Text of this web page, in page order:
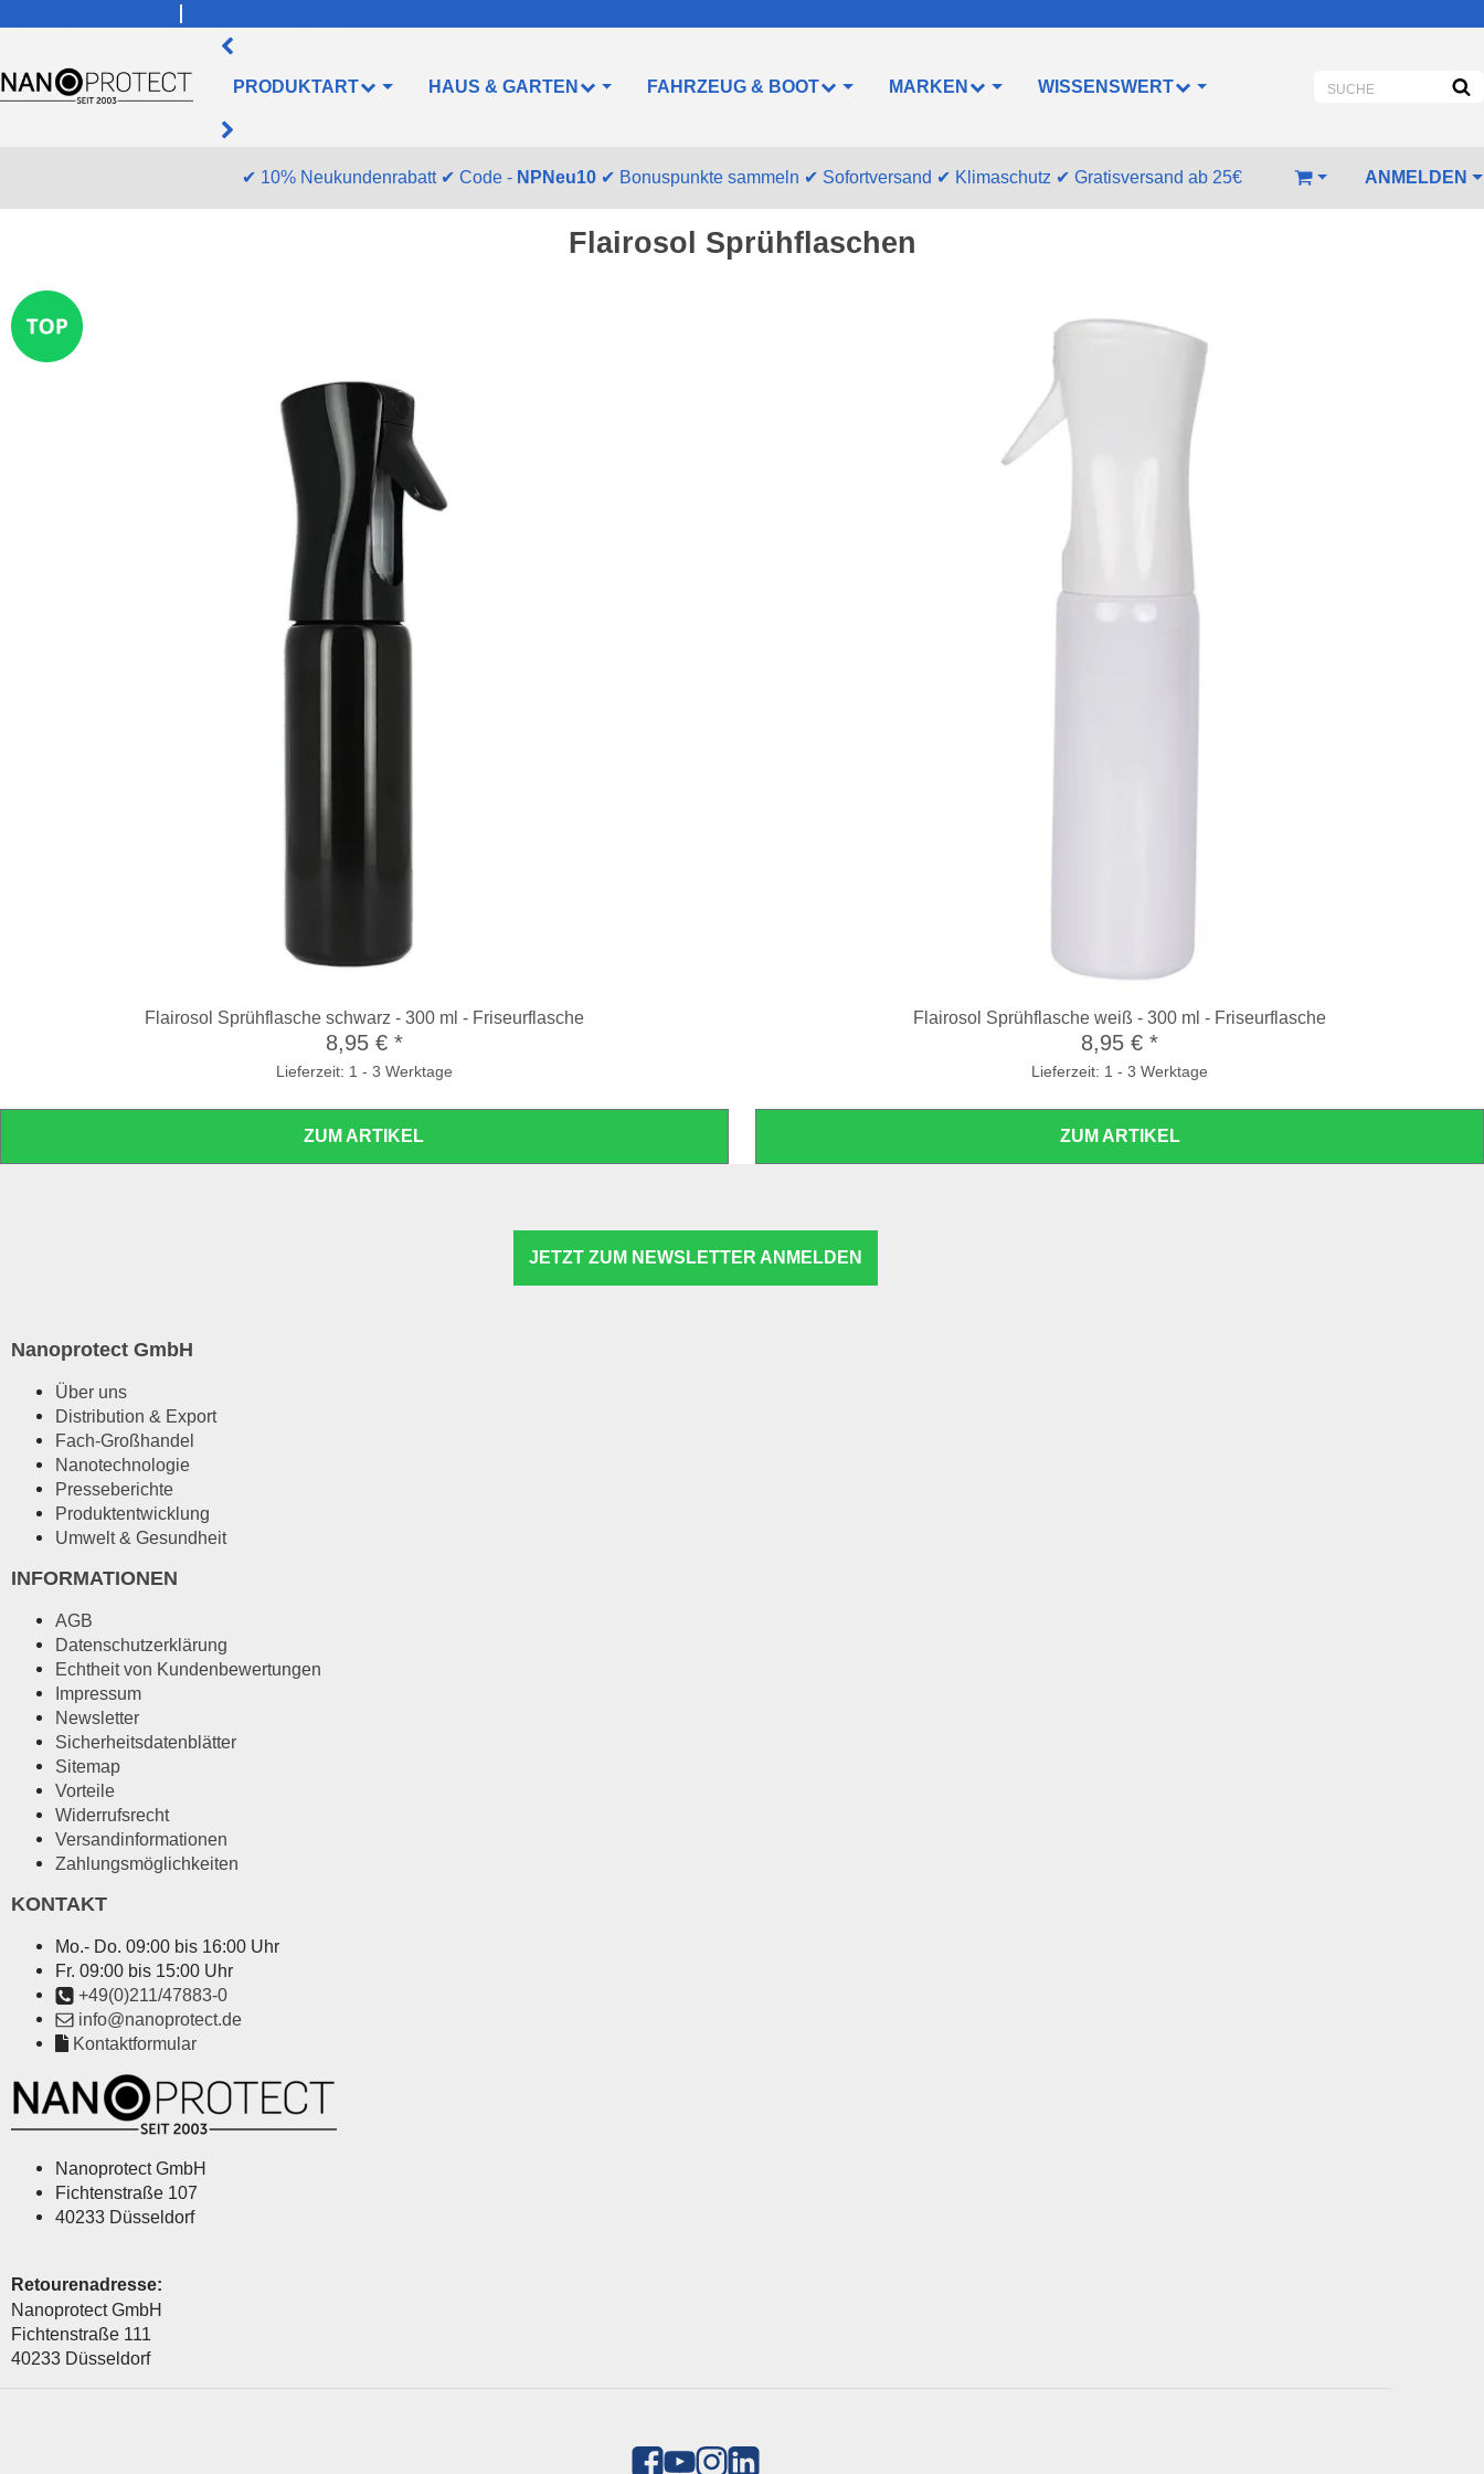
PRODUKTART HAUS & GARTEN FAHRZEUG & BOOT MARKEN WISSENSWERT SUCHE
✔ 10% Neukundenrabatt✔ Code - NPNeu10 ✔ Bonuspunkte sammeln ✔ Sofortversand ✔ Klimaschutz ✔ Gratisversand ab 25€ WARENKORBANMELDEN
Flairosol Sprühflaschen
Flairosol Sprühflasche schwarz - 300 ml - Friseurflasche
8,95 € *
Lieferzeit: 1 - 3 Werktage
ZUM ARTIKEL
Flairosol Sprühflasche weiß - 300 ml - Friseurflasche
8,95 €*
Lieferzeit: 1 - 3 Werktage
ZUM ARTIKEL
JETZT ZUM NEWSLETTER ANMELDEN
Nanoprotect GmbH
Über uns
Distribution & Export
Fach-Großhandel
Nanotechnologie
Presseberichte
Produktentwicklung
Umwelt & Gesundheit
INFORMATIONEN
AGB
Datenschutzerklärung
Echtheit von Kundenbewertungen
Impressum
Newsletter
Sicherheitsdatenblätter
Sitemap
Vorteile
Widerrufsrecht
Versandinformationen
Zahlungsmöglichkeiten
KONTAKT
Mo.- Do. 09:00 bis 16:00 Uhr
Fr. 09:00 bis 15:00 Uhr
+49(0)211/47883-0
info@nanoprotect.de
Kontaktformular
Nanoprotect GmbH
Fichtenstraße 107
40233 Düsseldorf
Retourenadresse:
Nanoprotect GmbH
Fichtenstraße 111
40233 Düsseldorf